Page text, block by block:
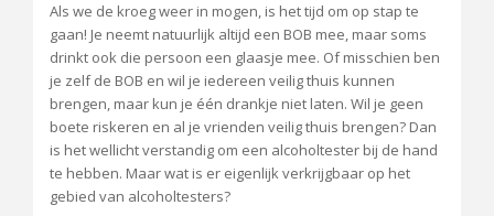
Als we de kroeg weer in mogen, is het tijd om op stap te
gaan! Je neemt natuurlijk altijd een BOB mee, maar soms
drinkt ook die persoon een glaasje mee. Of misschien ben
je zelf de BOB en wil je iedereen veilig thuis kunnen
brengen, maar kun je één drankje niet laten. Wil je geen
boete riskeren en al je vrienden veilig thuis brengen? Dan
is het wellicht verstandig om een alcoholtester bij de hand
te hebben. Maar wat is er eigenlijk verkrijgbaar op het
gebied van alcoholtesters?